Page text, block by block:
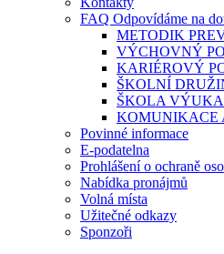
FAQ Odpovídáme na
METODIK
VÝCHOVNÝ
KARIÉROVÝ
ŠKOLNÍ
ŠKOLA VÝUKA
KOMUNIKACE
Povinné informace
E-podatelna
Prohlášení o ochraně
Nabídka pronájmů
Volná místa
Užitečné odkazy
Sponzoři